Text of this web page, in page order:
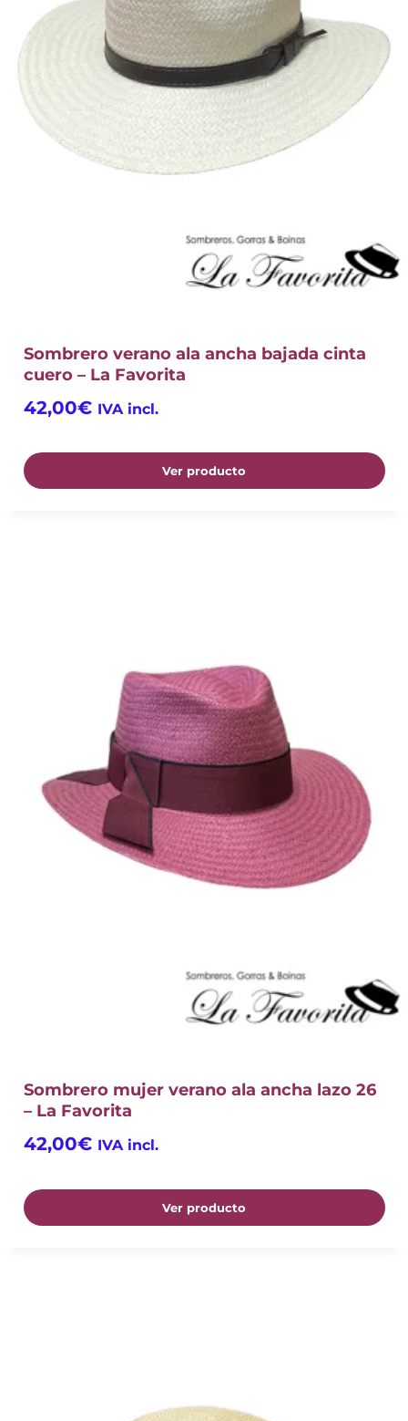
Sombrero verano ala ancha bajada cinta
cuero – La Favorita
42,00€ IVA incl.
Ver producto
Sombrero mujer verano ala ancha lazo 26
– La Favorita
42,00€ IVA incl.
Ver producto